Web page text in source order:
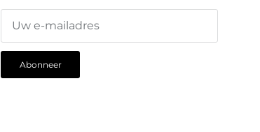
Abonneer